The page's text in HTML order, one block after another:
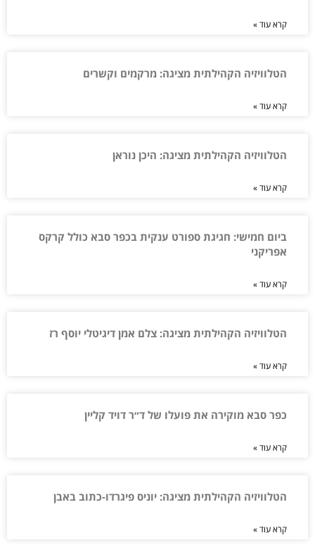
קרא עוד »
הטלוויזיה הקהילתית מציגה: מרקמים וקשרים
קרא עוד »
הטלוויזיה הקהילתית מציגה: היכן נוראן
קרא עוד »
ביום חמישי: חגיגת ספורט ענקית בכפר סבא כולל קרקס
אפריקני
קרא עוד »
הטלוויזיה הקהילתית מציגה: צלם אמן דיגיטלי יוסף רז
קרא עוד »
כפר סבא מוקירה את פועלו של ד״ר דויד קליין
קרא עוד »
הטלוויזיה הקהילתית מציגה: יוניס פיגרדו-כתוב באבן
קרא עוד »